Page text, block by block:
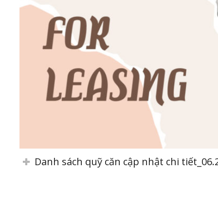
Danh sách quỹ căn cập nhật chi